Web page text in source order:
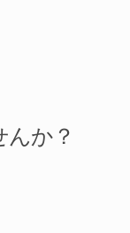
んか？